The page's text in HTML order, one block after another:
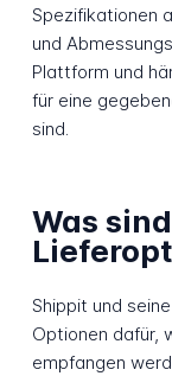
Spezifikationen
und
Plattform und
für eine
sind.
Was
Shippit und
Optionen dafür,
empfangen